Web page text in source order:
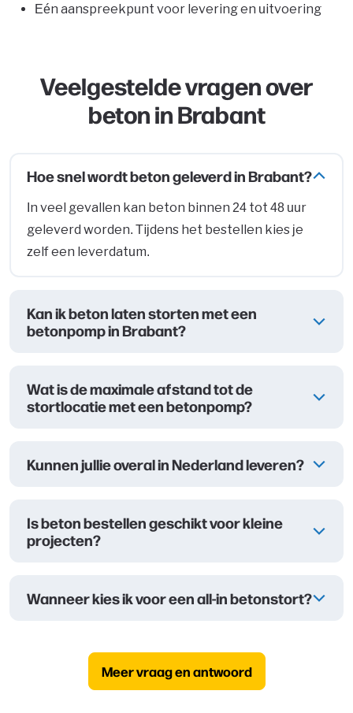
Eén aanspreekpunt voor levering en uitvoering
Veelgestelde vragen over
beton in Brabant
Hoe snel wordt beton geleverd in Brabant?
In veel gevallen kan beton binnen 24 tot 48 uur
geleverd worden. Tijdens het bestellen kies je
zelf een leverdatum.
Kan ik beton laten storten met een
betonpomp in Brabant?
Wat is de maximale afstand tot de
stortlocatie met een betonpomp?
Kunnen jullie overal in Nederland leveren?
Is beton bestellen geschikt voor kleine
projecten?
Wanneer kies ik voor een all-in betonstort?
Meer vraag en antwoord